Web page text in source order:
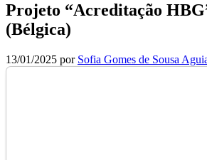
Projeto “Acreditação
(Bélgica)
13/01/2025 por Sofia Gomes de Sousa